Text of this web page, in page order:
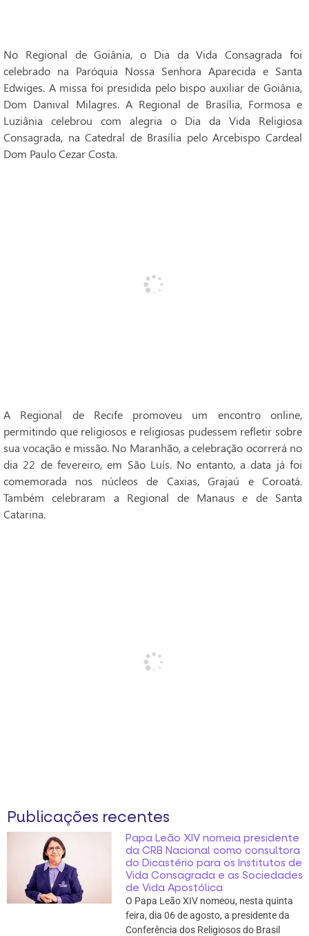
No Regional de Goiânia, o Dia da Vida Consagrada foi
celebrado na Paróquia Nossa Senhora Aparecida e Santa
Edwiges. A missa foi presidida pelo bispo auxiliar de Goiânia,
Dom Danival Milagres. A Regional de Brasília, Formosa e
Luziânia celebrou com alegria o Dia da Vida Religiosa
Consagrada, na Catedral de Brasília pelo Arcebispo Cardeal
Dom Paulo Cezar Costa.
A Regional de Recife promoveu um encontro online,
permitindo que religiosos e religiosas pudessem refletir sobre
sua vocação e missão. No Maranhão, a celebração ocorrerá no
dia 22 de fevereiro, em São Luís. No entanto, a data já foi
comemorada nos núcleos de Caxias, Grajaú e Coroatá.
Também celebraram a Regional de Manaus e de Santa
Catarina.
Publicações recentes
Papa Leão XIV nomeia presidente
da CRB Nacional como consultora
do Dicastério para os Institutos de
Vida Consagrada e as Sociedades
de Vida Apostólica
O Papa Leão XIV nomeou, nesta quinta
feira, dia 06 de agosto, a presidente da
Conferência dos Religiosos do Brasil